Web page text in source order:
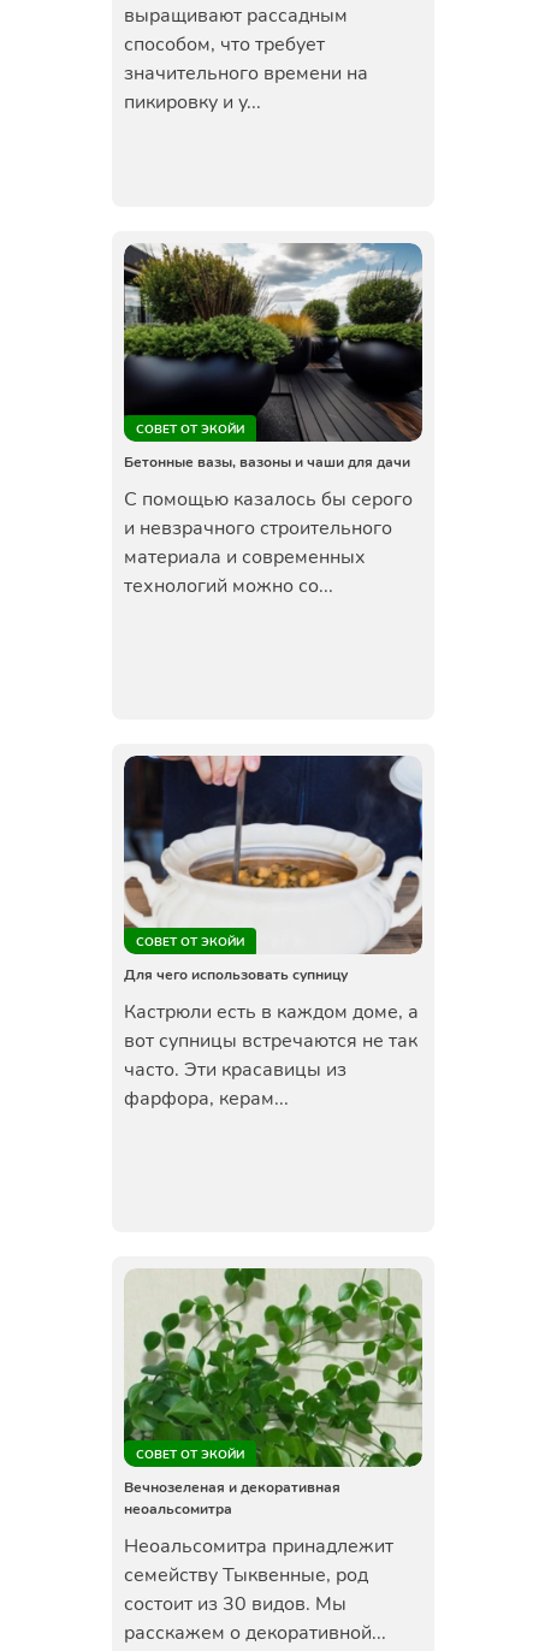
выращивают рассадным
способом, что требует
значительного времени на
пикировку и у...
СОВЕТ ОТ ЭКОЙИ
Бетонные вазы, вазоны и чаши для дачи
С помощью казалось бы серого
и невзрачного строительного
материала и современных
технологий можно со...
СОВЕТ ОТ ЭКОЙИ
Для чего использовать супницу
Кастрюли есть в каждом доме, а
вот супницы встречаются не так
часто. Эти красавицы из
фарфора, керам...
СОВЕТ ОТ ЭКОЙИ
Вечнозеленая и декоративная
неоальсомитра
Неоальсомитра принадлежит
семейству Тыквенные, род
состоит из 30 видов. Мы
расскажем о декоративной...